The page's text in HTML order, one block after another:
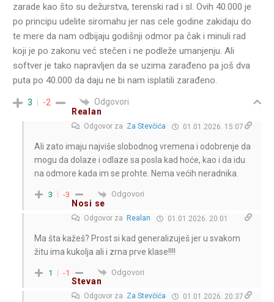
zarade kao što su dežurstva, terenski rad i sl. Ovih 40.000 je
po principu udelite siromahu jer nas cele godine zakidaju do
te mere da nam odbijaju godišnji odmor pa čak i minuli rad
koji je po zakonu već stečen i ne podleže umanjenju. Ali
softver je tako napravljen da se uzima zarađeno pa još dva
puta po 40.000 da daju ne bi nam isplatili zarađeno.
3 -2
Odgovori
Realan
Odgovor za Za Stevčića 01.01.2026. 15:07
Ali zato imaju najviše slobodnog vremena i odobrenje da
mogu da dolaze i odlaze sa posla kad hoće, kao i da idu
na odmore kada im se prohte. Nema većih neradnika.
3 -3 Odgovori
Nosi se
Odgovor za Realan 01.01.2026. 20:01
Ma šta kažeš? Prost si kad generalizuješ jer u svakom
žitu ima kukolja ali i zrna prve klase!!!!
1 -1 Odgovori
Stevan
Odgovor za Za Stevčića 01.01.2026. 20:37